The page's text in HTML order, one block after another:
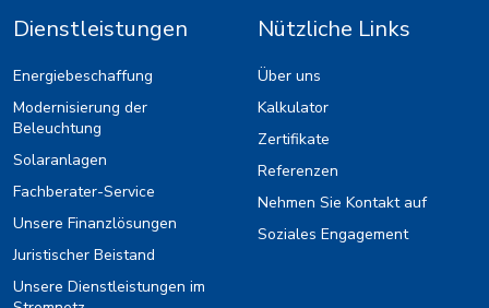
Dienstleistungen
Energiebeschaffung
Modernisierung der
Beleuchtung
Solaranlagen
Fachberater-Service
Unsere Finanzlösungen
Juristischer Beistand
Unsere Dienstleistungen im
Nützliche Links
Über uns
Kalkulator
Zertifikate
Referenzen
Nehmen Sie Kontakt auf
Soziales Engagement